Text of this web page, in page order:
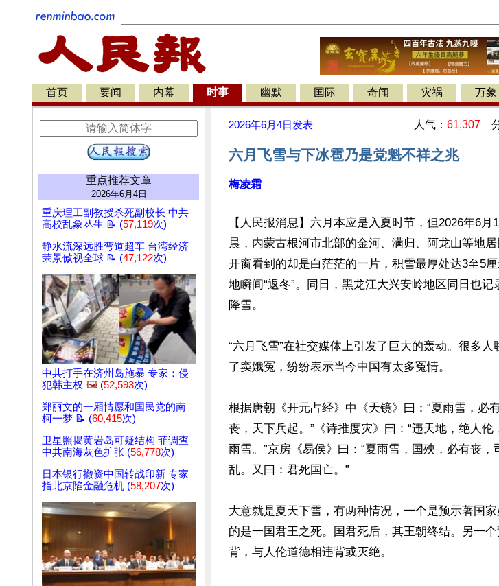
首页 要闻 内幕 时事 幽默 国际 奇闻 灾祸 万象
重点推荐文章
2026年6月4日
重庆理工副教授杀死副校长 中共
高校乱象丛生 📝 (57,119次)
静水流深远胜弯道超车 台湾经济
荣景傲视全球 📝 (47,122次)
中共打手在济州岛施暴 专家：侵
犯韩主权 🖼️ (52,593次)
郑丽文的一厢情愿和国民党的南
柯一梦 📝 (60,415次)
卫星照揭黄岩岛可疑结构 菲调查
中共南海灰色扩张 (56,778次)
日本银行撤资中国转战印新 专家
指北京陷金融危机 (58,207次)
2026年6月4日 发表 人气： 61,307
六月飞雪与下冰雹乃是党魁不祥之兆
梅凌霜
【人民报消息】六月本应是入夏时节，但2026年6月
晨，内蒙古根河市北部的金河、满归、阿龙山等地
开窗看到的却是白茫茫的一片，积雪最厚处达3至5
地瞬间“返冬”。同日，黑龙江大兴安岭地区同日也记
降雪。
“六月飞雪”在社交媒体上引发了巨大的轰动。很多人
了窦娥冤，纷纷表示当今中国有太多冤情。
根据唐朝《开元占经》中《天镜》曰：“夏雨雪，必
丧，天下兵起。”《诗推度灾》曰：“违天地，绝人伦
雨雪。”京房《易侯》曰：“夏雨雪，国殃，必有丧，
乱。又曰：君死国亡。”
大意就是夏天下雪，有两种情况，一个是预示著国
的是一国君王之死。国君死后，其王朝终结。另一
背，与人伦道德相违背或灭绝。